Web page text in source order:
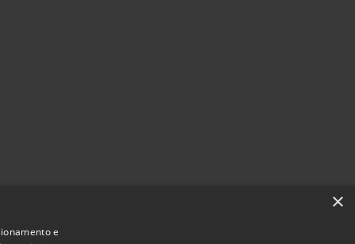
×
e